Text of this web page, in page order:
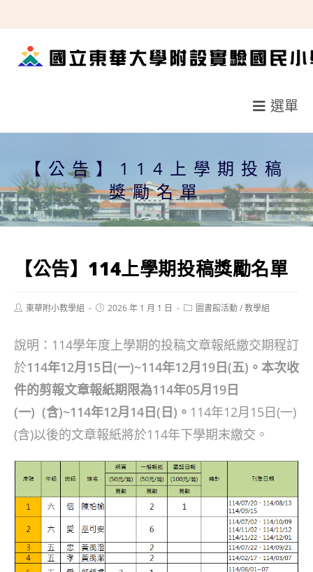
轉
選單
【公告】114上學期投稿
獎勵名單
【公告】114上學期投稿獎勵名單
Post東華附小教學組
Post2026 年 1 月 1 日
Post圖書館活動/教學組
說明：114學年度上學期的投稿文章報紙繳交期程訂
於114年12月15日(一)~114年12月19日(五)。本次收
件的剪報文章報紙期限為114年05月19日
(一) (含)~114年12月14日(日)。 114年12月15日(一)
(含)以後的文章報紙將於114年下學期末繳交。